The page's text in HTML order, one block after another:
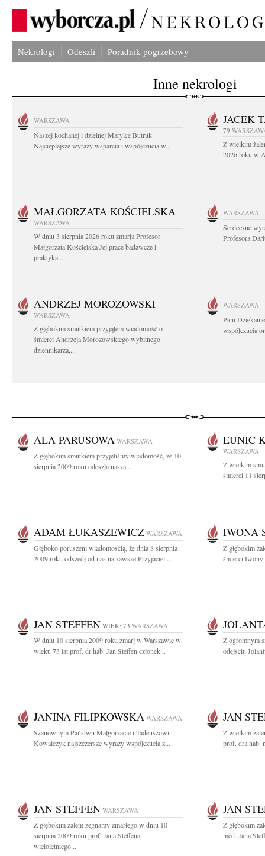
Nekrologi Odeszli Poradnik pogrzebowy
Inne nekrologi
WARSZAWA
Naszej kochanej i dzielnej Marylce Butruk
Najcieplejsze wyrazy wsparcia i współczucia w...
JACEK
79
Z wielkim
2026 roku w
MAŁGORZATA KOŚCIELSKA
WARSZAWA
W dniu 3 sierpnia 2026 roku zmarła Profesor
Małgorzata Kościelska Jej prace badawcze i
praktyka...
WARSZAWA
Serdeczne
Profesora
ANDRZEJ MOROZOWSKI
WARSZAWA
Z głębokim smutkiem przyjąłem wiadomość o
śmierci Andrzeja Morozowskiego wybitnego
dziennikarza,...
WARSZAWA
Pani
współczucia
ALA PARUSOWA WARSZAWA
Z głębokim smutkiem przyjęliśmy wiadomość, że 10
sierpnia 2009 roku odeszła nasza...
EUNIC
WARSZAWA
Z wielkim
śmierci 11
ADAM ŁUKASZEWICZ WARSZAWA
Głęboko poruszeni wiadomością, że dnia 8 sierpnia
2009 roku odszedł od nas na zawsze Przyjaciel...
IWONA
Z głębokim
śmierci Iwony
JAN STEFFEN WIEK: 73 WARSZAWA
W dniu 10 sierpnia 2009 roku zmarł w Warszawie w
wieku 73 lat prof. dr hab. Jan Steffen członek...
Z ogromnym
odejściu
JANINA FILIPKOWSKA WARSZAWA
Szanownym Państwu Małgorzacie i Tadeuszowi
Kowalczyk najszczersze wyrazy współczucia z...
JAN
Z wielkim
prof. dra hab.
JAN STEFFEN WARSZAWA
Z głębokim żalem żegnamy zmarłego w dniu 10
sierpnia 2009 roku prof. Jana Steffena
wieloletniego...
JAN
Z głębokim
med. Jana